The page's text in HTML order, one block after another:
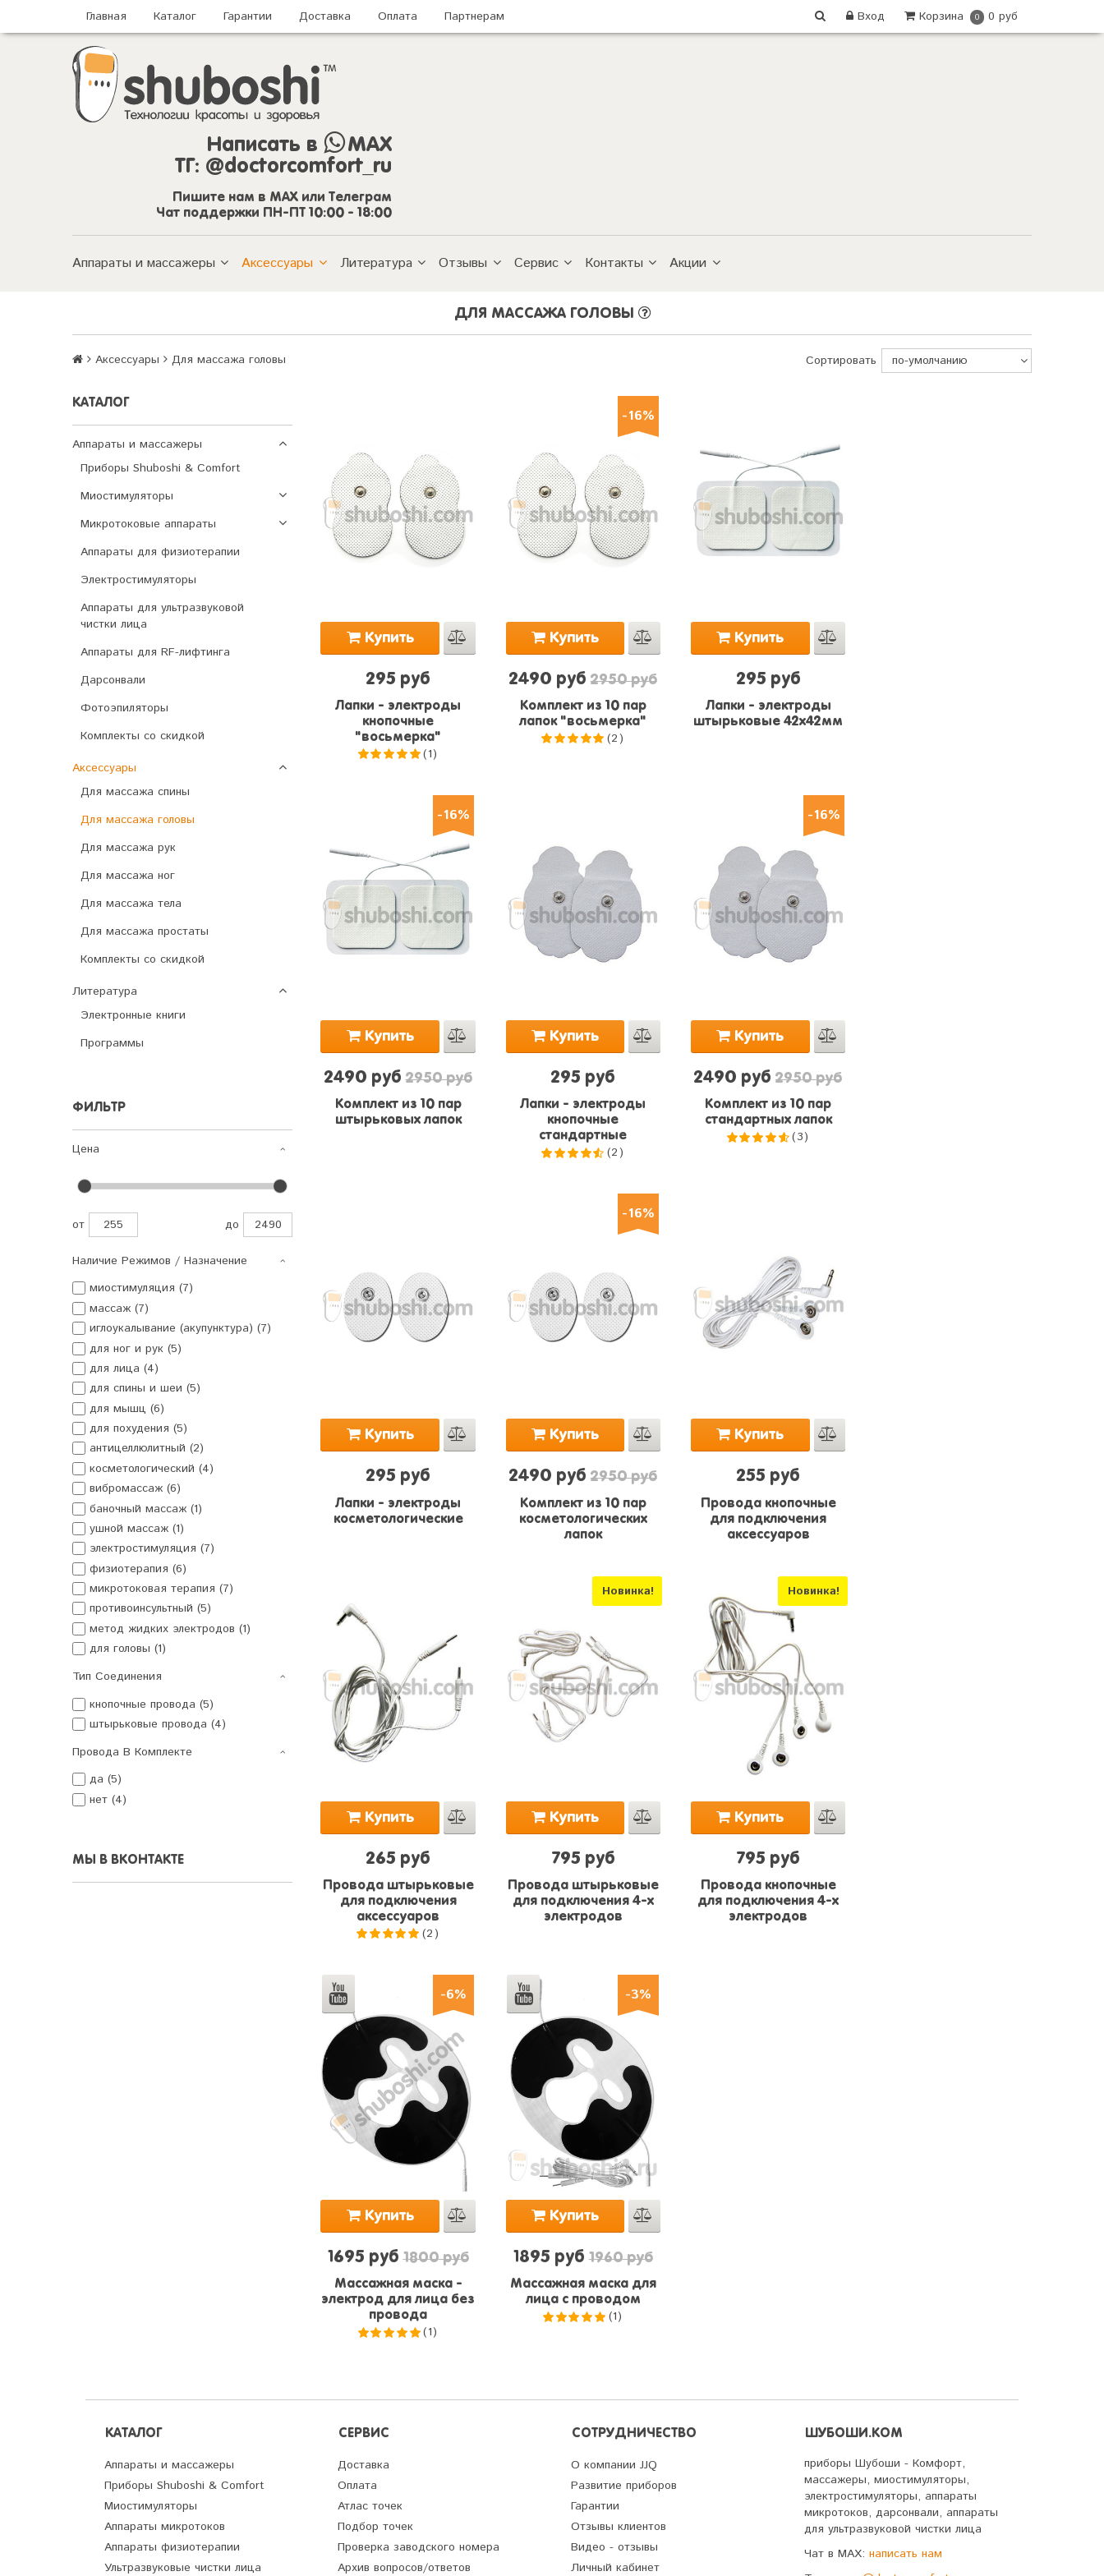
Главная Каталог Гарантии Доставка Оплата Партнерам Корзина 0 0 руб
Вход
Написать в
MAX
ТГ: @doctorcomfort_ru
Пишите нам в MAX или Телеграм
Чат поддержки ПН-ПТ 10:00 - 18:00
Аппараты и массажеры Аксессуары Литература Отзывы Сервис Контакты Акции
ДЛЯ МАССАЖА ГОЛОВЫ
Аксессуары Для массажа головы Сортировать
КАТАЛОГ
Аппараты и массажеры
Приборы Shuboshi & Comfort
Миостимуляторы
Микротоковые аппараты
Аппараты для физиотерапии
Электростимуляторы
Аппараты для ультразвуковой
чистки лица
Аппараты для RF-лифтинга
Дарсонвали
Фотоэпиляторы
Комплекты со скидкой
Аксессуары
Для массажа спины
Для массажа головы
Для массажа рук
Для массажа ног
Для массажа тела
Для массажа простаты
Комплекты со скидкой
Литература
Электронные книги
Программы
ФИЛЬТР
Цена
от до
Наличие Режимов / Назначение
миостимуляция (7)
массаж (7)
иглоукалывание (акупунктура) (7)
для ног и рук (5)
для лица (4)
для спины и шеи (5)
для мышц (6)
для похудения (5)
антицеллюлитный (2)
косметологический (4)
вибромассаж (6)
баночный массаж (1)
ушной массаж (1)
электростимуляция (7)
физиотерапия (6)
микротоковая терапия (7)
противоинсультный (5)
метод жидких электродов (1)
для головы (1)
Тип Соединения
кнопочные провода (5)
штырьковые провода (4)
Провода В Комплекте
да (5)
нет (4)
МЫ В ВКОНТАКТЕ
Купить
295 руб
Лапки - электроды
кнопочные
"восьмерка"
(1)
-16%
Купить
2490 руб 2950 руб
Комплект из 10 пар
лапок "восьмерка"
(2)
Купить
295 руб
Лапки - электроды
штырьковые 42х42мм
-16%
Купить
2490 руб2950 руб
Комплект из 10 пар
штырьковых лапок
Купить
295 руб
Лапки - электроды
кнопочные
стандартные
(2)
-16%
Купить
2490 руб 2950 руб
Комплект из 10 пар
стандартных лапок
(3)
Купить
295 руб
Лапки - электроды
косметологические
-16%
Купить
2490 руб 2950 руб
Комплект из 10 пар
косметологических
лапок
Купить
255 руб
Провода кнопочные
для подключения
аксессуаров
Купить
265 руб
Провода штырьковые
для подключения
аксессуаров
(2)
Новинка!
Купить
795 руб
Провода штырьковые
для подключения 4-х
электродов
Новинка!
Купить
795 руб
Провода кнопочные
для подключения 4-х
электродов
-6%
Купить
1695 руб1800 руб
Массажная маска -
электрод для лица без
провода
(1)
-3%
Купить
1895 руб 1960 руб
Массажная маска для
лица с проводом
(1)
КАТАЛОГ
Аппараты и массажеры
Приборы Shuboshi & Comfort
Миостимуляторы
Аппараты микротоков
Аппараты физиотерапии
Ультразвуковые чистки лица
СЕРВИС
Доставка
Оплата
Атлас точек
Подбор точек
Проверка заводского номера
Архив вопросов/ответов
СОТРУДНИЧЕСТВО
О компании JJQ
Развитие приборов
Гарантии
Отзывы клиентов
Видео - отзывы
Личный кабинет
ШУБОШИ.КОМ
приборы Шубоши - Комфорт,
массажеры, миостимуляторы,
электростимуляторы, аппараты
микротоков, дарсонвали, аппараты
для ультразвуковой чистки лица
Чат в MAX: написать нам